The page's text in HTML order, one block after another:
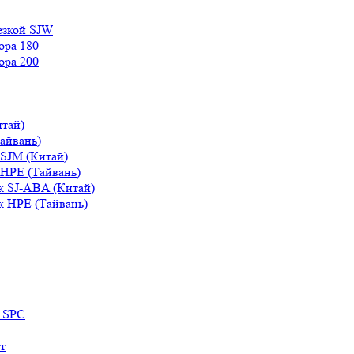
SJW
180
200
(Китай)
(Тайвань)
SJ-ABA (Китай)
HPE (Тайвань)